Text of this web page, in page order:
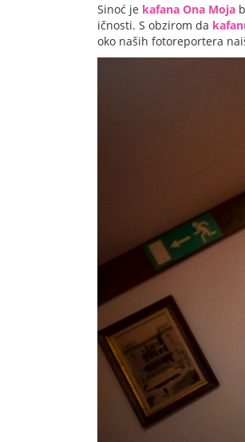
Sinoć je kafana Ona Moja
ičnosti. S obzirom da
oko naših fotoreportera